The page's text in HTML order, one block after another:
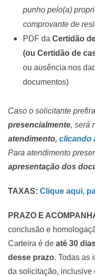
punho pelo(a)
comprovante de
PDF da Certidão
(ou Certidão de
ou ausência nos
documentos)
Caso o solicitante prefira
presencialmente, será
atendimento, clicando
Para atendimento
apresentação dos
TAXAS: Clique aqui,
PRAZO E
conclusão e
Carteira é de até 30
desse prazo. Todas as
da solicitação, inclusive